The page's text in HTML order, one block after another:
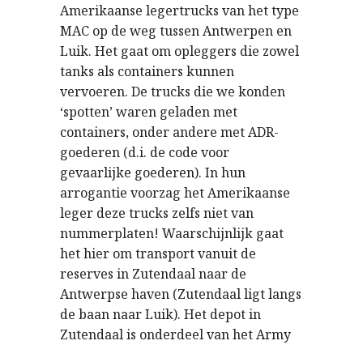
Amerikaanse legertrucks van het type
MAC op de weg tussen Antwerpen en
Luik. Het gaat om opleggers die zowel
tanks als containers kunnen
vervoeren. De trucks die we konden
‘spotten’ waren geladen met
containers, onder andere met ADR-
goederen (d.i. de code voor
gevaarlijke goederen). In hun
arrogantie voorzag het Amerikaanse
leger deze trucks zelfs niet van
nummerplaten! Waarschijnlijk gaat
het hier om transport vanuit de
reserves in Zutendaal naar de
Antwerpse haven (Zutendaal ligt langs
de baan naar Luik). Het depot in
Zutendaal is onderdeel van het Army